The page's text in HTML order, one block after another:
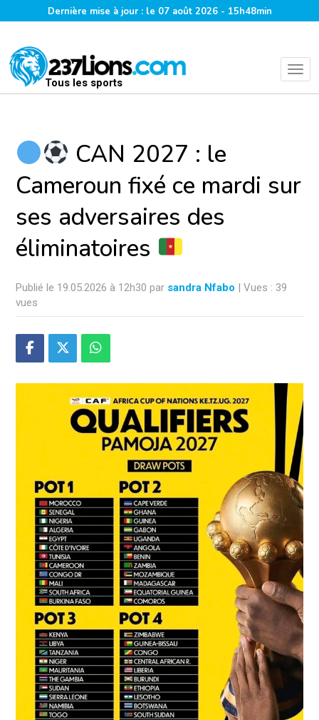
Dernière mise à jour : le 07 août 2026 - 15h48min
Tous les sports
CAN 2027 : le
Cameroun fixé ce mardi sur
ses adversaires des
éliminatoires
Publié le 19.05.2026 à 12h30 par sandra Nfabo | Vues : 39
vues